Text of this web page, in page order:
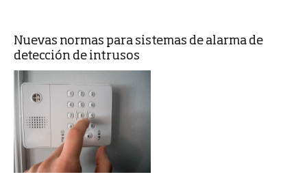
Nuevas normas para sistemas de alarma de
detección de intrusos